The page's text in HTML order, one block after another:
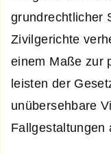
grundrechtlicher
Zivilgerichte
einem Maße zur
leisten der
unübersehbare
Fallgestaltungen